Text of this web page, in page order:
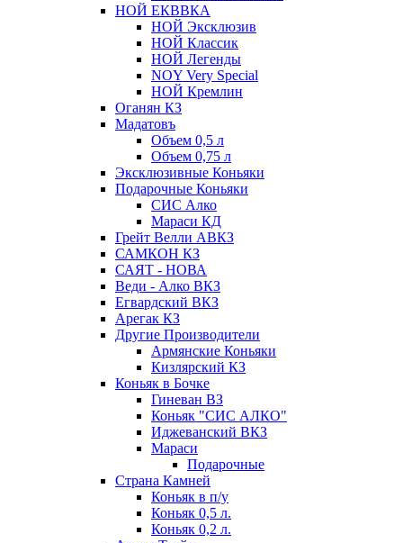
НОЙ ЕКВВКА
НОЙ Эксклюзив
НОЙ Классик
НОЙ Легенды
NOY Very Speсial
НОЙ Кремлин
Оганян КЗ
Мадатовъ
Объем 0,5 л
Объем 0,75 л
Эксклюзивные Коньяки
Подарочные Коньяки
СИС Алко
Мараси КД
Грейт Велли АВКЗ
САМКОН КЗ
САЯТ - НОВА
Веди - Алко ВКЗ
Егвардский ВКЗ
Арегак КЗ
Другие Производители
Армянские Коньяки
Кизлярский КЗ
Коньяк в Бочке
Гиневан ВЗ
Коньяк "СИС АЛКО"
Иджеванский ВКЗ
Мараси
Подарочные
Страна Камней
Коньяк в п/у
Коньяк 0,5 л.
Коньяк 0,2 л.